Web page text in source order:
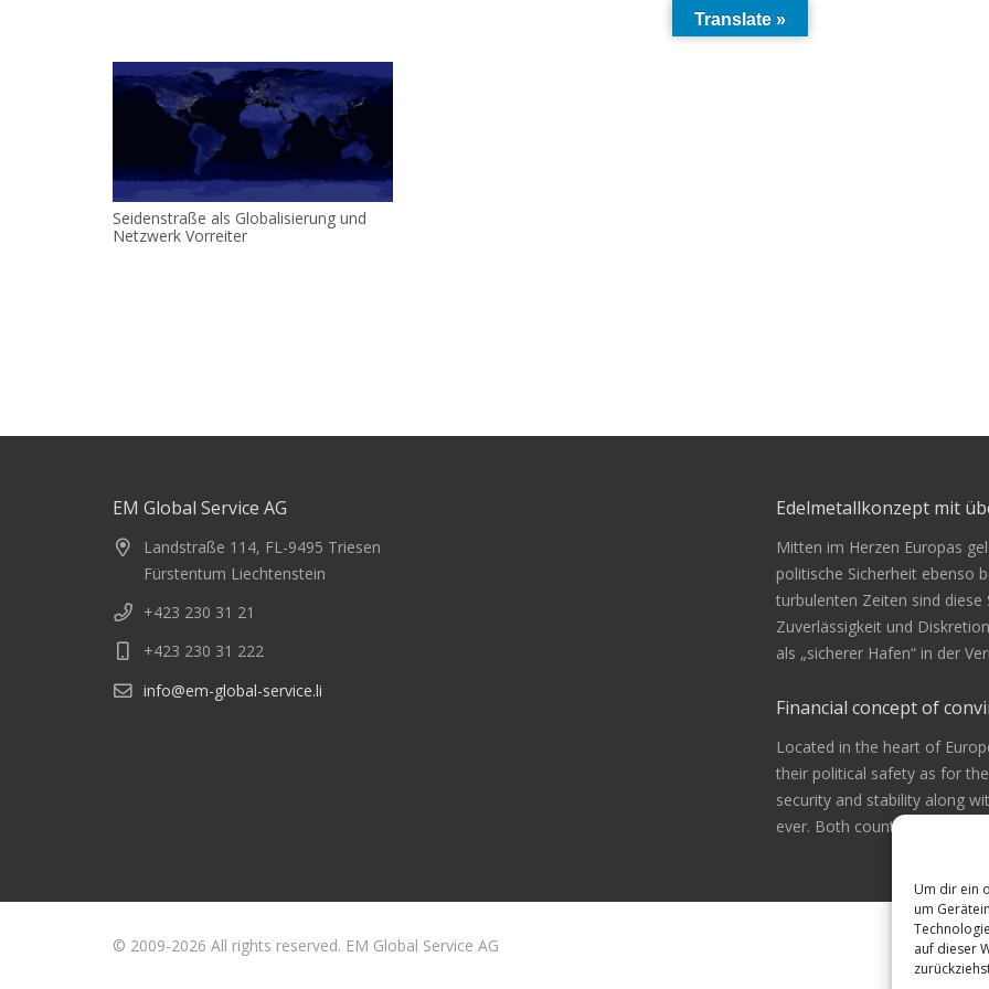
Um dir ein
um
auf dieser
Seidenstraße als Globalisierung und
Netzwerk Vorreiter
EM Global Service AG
Landstraße 114, FL-9495 Triesen
Fürstentum Liechtenstein
+423 230 31 21
+423 230 31 222
info@em-global-service.li
Edelmetallkonzept mit
Mitten im Herzen Europas
politische Sicherheit ebenso
turbulenten Zeiten sind
Zuverlässigkeit und
als „sicherer Hafen“ in der
Financial concept of
Located in the heart of
their political safety as for
security and stability along
ever. Both countries are
© 2009-2026 All rights reserved. EM Global Service AG
Translate »